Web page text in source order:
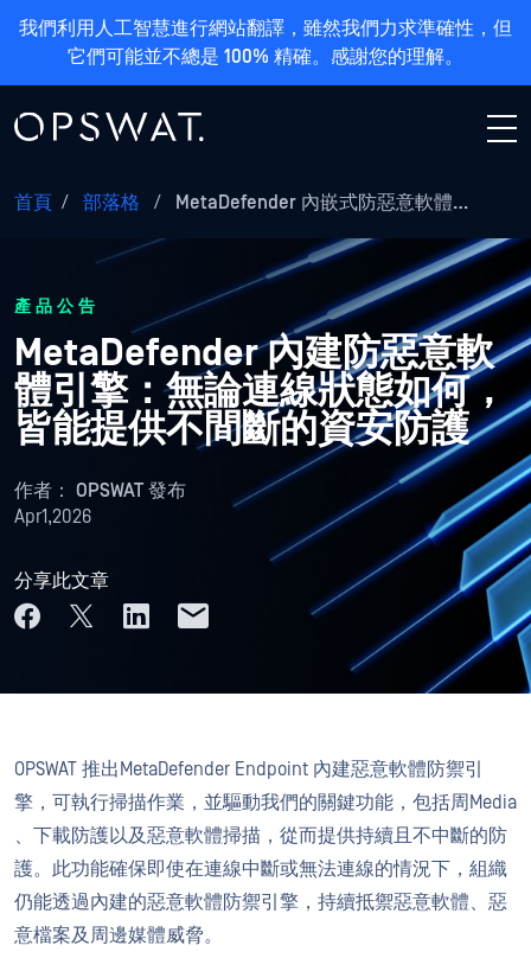
我們利用人工智慧進行網站翻譯，雖然我們力求準確性，但
它們可能並不總是 100% 精確。感謝您的理解。
首頁 / 部落格 / MetaDefender 內嵌式防惡意軟體…
產品公告
MetaDefender 內建防惡意軟
體引擎：無論連線狀態如何，
皆能提供不間斷的資安防護
作者： OPSWAT 發布
Apr1,2026
分享此文章
OPSWAT 推出MetaDefender Endpoint 內建惡意軟體防禦引
擎，可執行掃描作業，並驅動我們的關鍵功能，包括周Media
、下載防護以及惡意軟體掃描，從而提供持續且不中斷的防
護。此功能確保即使在連線中斷或無法連線的情況下，組織
仍能透過內建的惡意軟體防禦引擎，持續抵禦惡意軟體、惡
意檔案及周邊媒體威脅。